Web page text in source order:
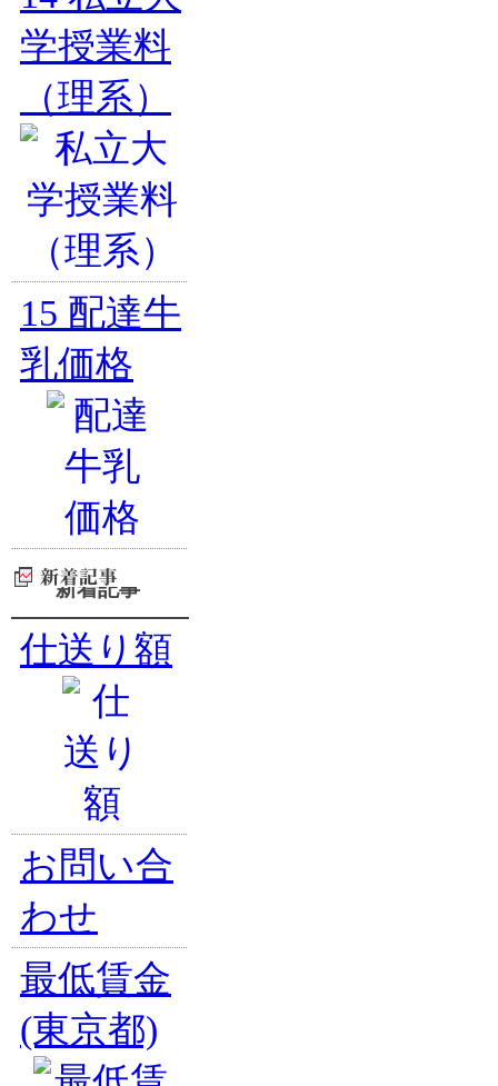
学授業料
（理系）
15 配達牛
乳価格
新着記事
仕送り額
お問い合
わせ
最低賃金
(東京都)